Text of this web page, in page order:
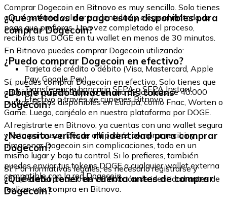
Comprar Dogecoin en Bitnovo es muy sencillo. Solo tienes
que registrarte, validar tu identidad y elegir el método de
pago que prefieras. Una vez completado el proceso,
recibirás tus DOGE en tu wallet en menos de 30 minutos.
¿Qué métodos de pago están disponibles para
comprar Dogecoin?
En Bitnovo puedes comprar Dogecoin utilizando:
Tarjeta de crédito o débito (Visa, Mastercard, Apple
Pay, Google Pay)
Transferencia bancaria SEPA o SEPA Instant
Efectivo a través de cupones Bitnovo
¿Puedo comprar Dogecoin en efectivo?
Sí, puedes comprar Dogecoin en efectivo. Solo tienes que
adquirir un cupón Bitnovo en uno de los más de 40.000
puntos físicos disponibles en Europa, como Fnac, Worten o
Game. Luego, canjéalo en nuestra plataforma por DOGE.
¿Dónde puedo almacenar mis tokens
Dogecoin?
Al registrarte en Bitnovo, ya cuentas con una wallet segura
y lista para usar. Desde allí podrás comprar, recibir y
almacenar Dogecoin sin complicaciones, todo en un
mismo lugar y bajo tu control. Si lo prefieres, también
puedes enviar tus tokens DOGE a cualquier wallet externa
compatible con la red Dogecoin.
¿Necesito verificar mi identidad para comprar
Dogecoin?
Sí. Por normativas legales, es necesario registrarse y
completar el proceso de verificación de identidad antes de
realizar una compra en Bitnovo.
¿Qué debo tener en cuenta antes de comprar
Dogecoin?